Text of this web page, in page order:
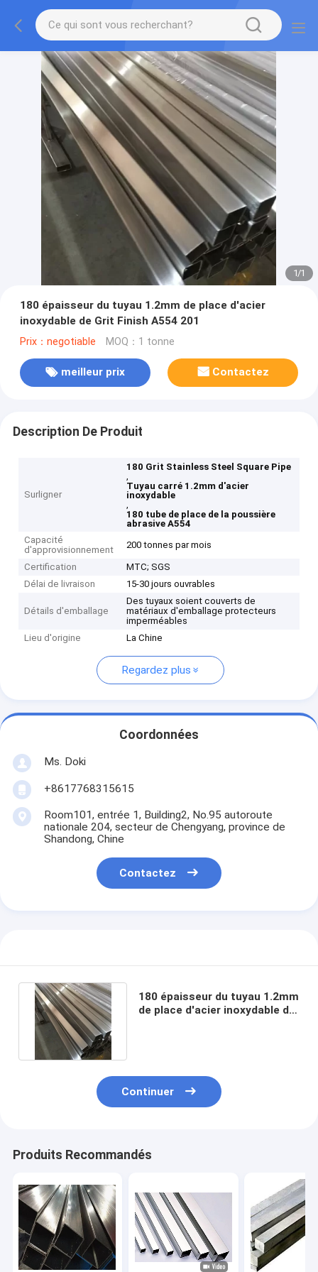
1/1
180 épaisseur du tuyau 1.2mm de place d'acier
inoxydable de Grit Finish A554 201
Prix：negotiable MOQ：1 tonne
meilleur prix Contactez
Description De Produit
Surligner
180 Grit Stainless Steel Square Pipe
,
Tuyau carré 1.2mm d'acier
inoxydable
,
180 tube de place de la poussière
abrasive A554
Capacité
d'approvisionnement
200 tonnes par mois
Certification
MTC; SGS
Délai de livraison
15-30 jours ouvrables
Détails d'emballage
Des tuyaux soient couverts de
matériaux d'emballage protecteurs
imperméables
Lieu d'origine
La Chine
Regardez plus
Coordonnées
Ms. Doki
+8617768315615
Room101, entrée 1, Building2, No.95 autoroute
nationale 204, secteur de Chengyang, province de
Shandong, Chine
Contactez
180 épaisseur du tuyau 1.2mm
de place d'acier inoxydable de
Continuer
Produits Recommandés